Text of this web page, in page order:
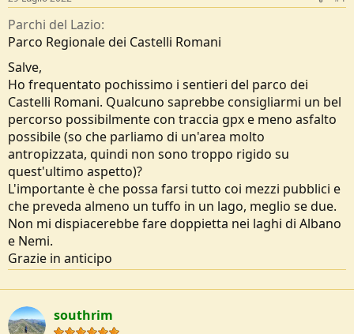
i
s
u
s
i
o
n
e
z
i
o
Parchi del Lazio
Parco Regionale dei Castelli Romani
Salve,
Ho frequentato pochissimo i sentieri del parco dei
Castelli Romani. Qualcuno saprebbe consigliarmi un bel
percorso possibilmente con traccia gpx e meno asfalto
possibile (so che parliamo di un'area molto
antropizzata, quindi non sono troppo rigido su
quest'ultimo aspetto)?
L'importante è che possa farsi tutto coi mezzi pubblici e
che preveda almeno un tuffo in un lago, meglio se due.
Non mi dispiacerebbe fare doppietta nei laghi di Albano
e Nemi.
Grazie in anticipo
southrim